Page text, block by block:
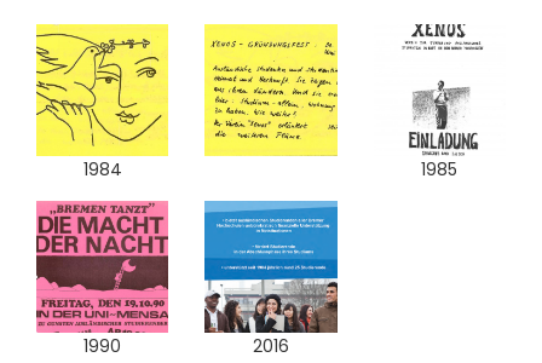
1984 1985
1990 2016